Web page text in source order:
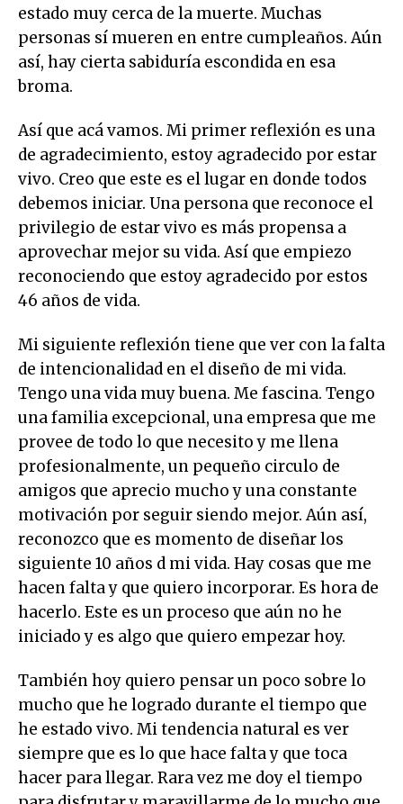
estado muy cerca de la muerte. Muchas
personas sí mueren en entre cumpleaños. Aún
así, hay cierta sabiduría escondida en esa
broma.
Así que acá vamos. Mi primer reflexión es una
de agradecimiento, estoy agradecido por estar
vivo. Creo que este es el lugar en donde todos
debemos iniciar. Una persona que reconoce el
privilegio de estar vivo es más propensa a
aprovechar mejor su vida. Así que empiezo
reconociendo que estoy agradecido por estos
46 años de vida.
Mi siguiente reflexión tiene que ver con la falta
de intencionalidad en el diseño de mi vida.
Tengo una vida muy buena. Me fascina. Tengo
una familia excepcional, una empresa que me
provee de todo lo que necesito y me llena
profesionalmente, un pequeño circulo de
amigos que aprecio mucho y una constante
motivación por seguir siendo mejor. Aún así,
reconozco que es momento de diseñar los
siguiente 10 años d mi vida. Hay cosas que me
hacen falta y que quiero incorporar. Es hora de
hacerlo. Este es un proceso que aún no he
iniciado y es algo que quiero empezar hoy.
También hoy quiero pensar un poco sobre lo
mucho que he logrado durante el tiempo que
he estado vivo. Mi tendencia natural es ver
siempre que es lo que hace falta y que toca
hacer para llegar. Rara vez me doy el tiempo